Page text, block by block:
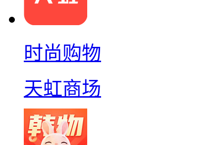
时尚购物
天虹商场